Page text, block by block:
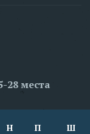
28 места
Н П Ш